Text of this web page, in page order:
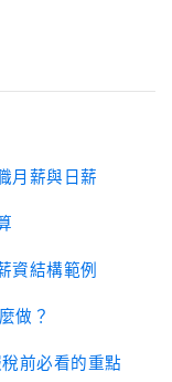
月薪與日薪
資結構範例
做？
前必看的重點